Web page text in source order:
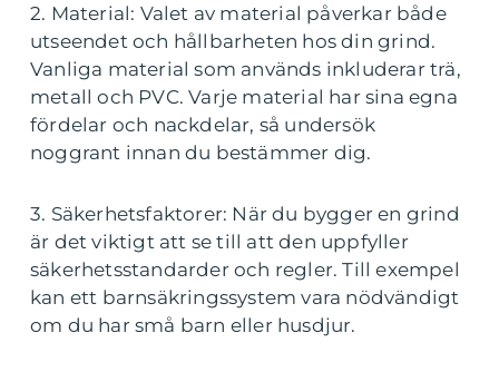
2. Material: Valet av material påverkar både
utseendet och hållbarheten hos din grind.
Vanliga material som används inkluderar trä,
metall och PVC. Varje material har sina egna
fördelar och nackdelar, så undersök
noggrant innan du bestämmer dig.
3. Säkerhetsfaktorer: När du bygger en grind
är det viktigt att se till att den uppfyller
säkerhetsstandarder och regler. Till exempel
kan ett barnsäkringssystem vara nödvändigt
om du har små barn eller husdjur.